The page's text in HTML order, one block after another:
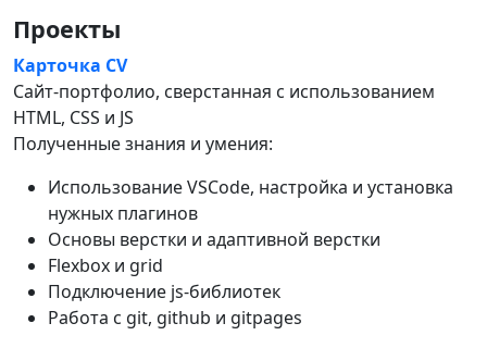
Проекты
Карточка CV
Сайт-портфолио, сверстанная с использованием
HTML, CSS и JS
Полученные знания и умения:
Использование VSCode, настройка и установка
нужных плагинов
Основы верстки и адаптивной верстки
Flexbox и grid
Подключение js-библиотек
Работа с git, github и gitpages